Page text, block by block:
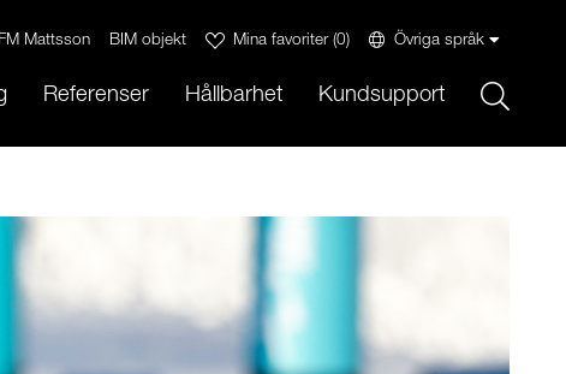
Mattsson BIM objekt Mina favoriter(0) Övriga språk
Referenser Hållbarhet Kundsupport